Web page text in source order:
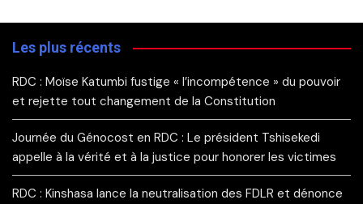
Les plus récents
RDC : Moïse Katumbi fustige « l’incompétence » du pouvoir
et rejette tout changement de la Constitution
Journée du Génocost en RDC : Le président Tshisekedi
appelle à la vérité et à la justice pour honorer les victimes
RDC : Kinshasa lance la neutralisation des FDLR et dénonce